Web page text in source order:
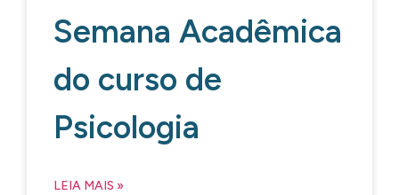
Semana Acadêmica
do curso de
Psicologia
LEIA MAIS »